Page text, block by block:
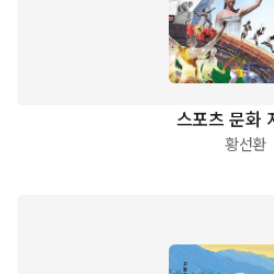
스포츠 문화
황선환